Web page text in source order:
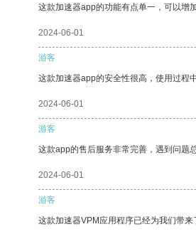
这款加速器app的功能有点单一，可以增
2024-06-01
游客
这款加速器app的安全性很高，使用过程
2024-06-01
游客
这款app的售后服务非常完善，遇到问题
2024-06-01
游客
这款加速器VPM应用程序已经为我们带来